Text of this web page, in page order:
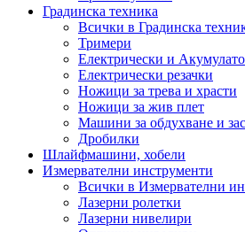
Градинска техника
Всички в Градинска
Тримери
Електрически и
Електрически резачки
Ножици за трева и храсти
Ножици за жив плет
Машини за обдухване и
Дробилки
Шлайфмашини, хобели
Измервателни инструменти
Всички в Измервателни
Лазерни ролетки
Лазерни нивелири